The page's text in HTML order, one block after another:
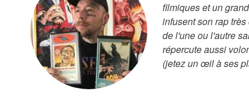
filmiques et un
infusent son rap
de l'une ou l'autre
répercute aussi
(jetez un œil à ses